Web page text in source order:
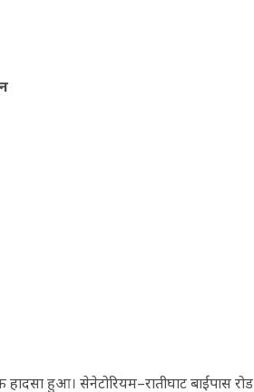
हुआ। सेनेटोरियम–रातीघाट बाईपास रोड